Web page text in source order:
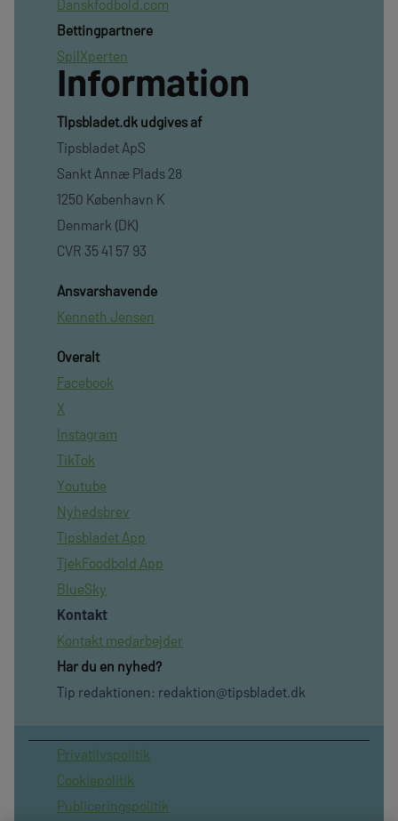
Danskfodbold.com
Bettingpartnere
SpilXperten
Information
TIpsbladet.dk udgives af
Tipsbladet ApS
Sankt Annæ Plads 28
1250 København K
Denmark (DK)
CVR 35 41 57 93
Ansvarshavende
Kenneth Jensen
Overalt
Facebook
X
Instagram
TikTok
Youtube
Nyhedsbrev
Tipsbladet App
TjekFoodbold App
BlueSky
Kontakt
Kontakt medarbejder
Har du en nyhed?
Tip redaktionen: redaktion@tipsbladet.dk
Privatilvspolitik
Cookiepolitik
Publiceringspolitik